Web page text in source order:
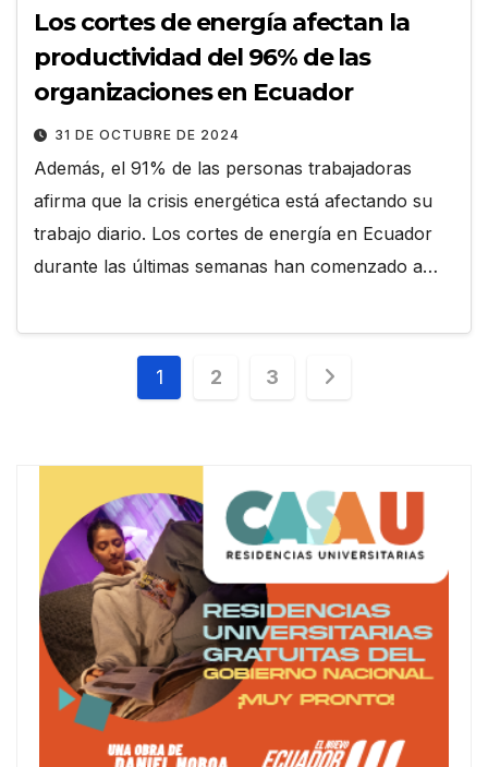
Los cortes de energía afectan la
productividad del 96% de las
organizaciones en Ecuador
31 DE OCTUBRE DE 2024
Además, el 91% de las personas trabajadoras
afirma que la crisis energética está afectando su
trabajo diario. Los cortes de energía en Ecuador
durante las últimas semanas han comenzado a…
Paginación
entradas
1 2 3